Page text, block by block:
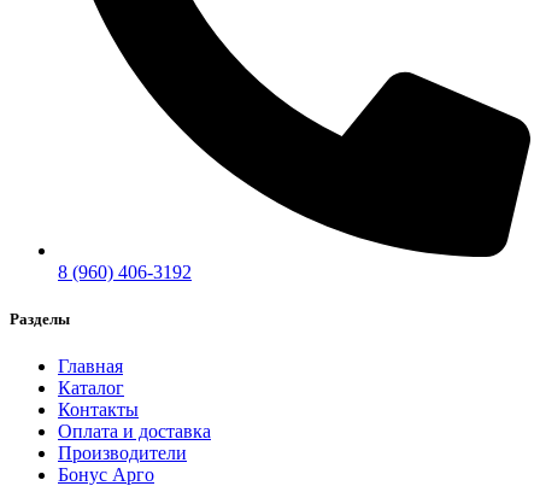
8 (960) 406-3192
Разделы
Главная
Каталог
Контакты
Оплата и доставка
Производители
Бонус Арго